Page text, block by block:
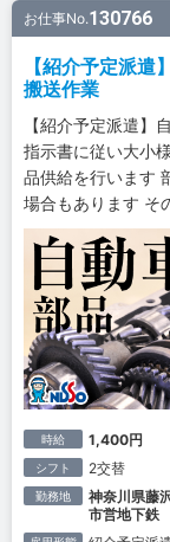
お仕事No.130766
【紹介予定派遣
搬送作業
【紹介予定派遣】
指示書に従い大小
品供給を行います
場合もあります そ
時給 1,400円
シフト 2交替
勤務地
神奈川県藤
市営地下鉄